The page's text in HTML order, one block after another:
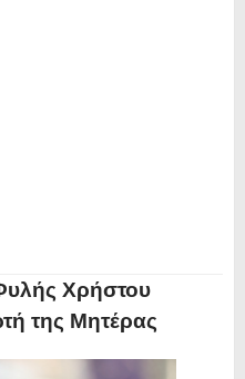
Χρήστου
της Μητέρας